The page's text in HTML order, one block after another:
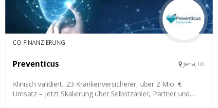
CO-FINANZIERUNG
Preventicus Jena, DE
Klinisch validiert, 23 Krankenversicherer, über 2 Mio. €
Umsatz – jetzt Skalierung über Selbstzahler, Partner und...